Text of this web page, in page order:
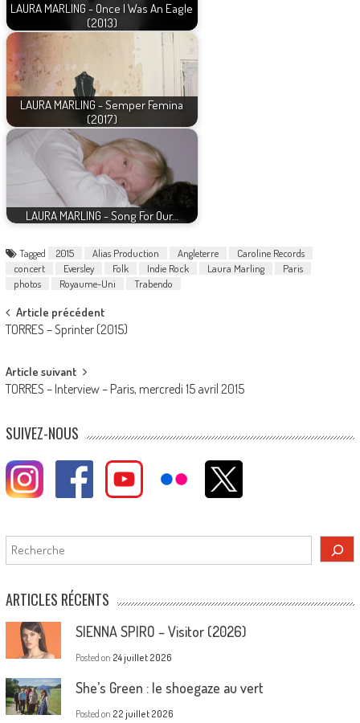
LAURA MARLING - Once I Was An Eagle
(2013)
LAURA MARLING - Semper Femina
(2017)
LAURA MARLING - Song For Our…
Tagged 2015 Alias Production Angleterre
Caroline Records
concert
Eversley Folk Indie Rock Laura Marling
Paris
photos
Royaume-Uni Trabendo
Post
navigation
Article précédent
TORRES – Sprinter (2015)
Article suivant
TORRES – Interview – Paris, mercredi 15 avril 2015
SUIVEZ-NOUS
Rechercher
ARTICLES RÉCENTS
SIENNA SPIRO – Visitor (2026)
Posted on 24 juillet 2026
She’s Green : le shoegaze au vert
Posted on 22 juillet 2026